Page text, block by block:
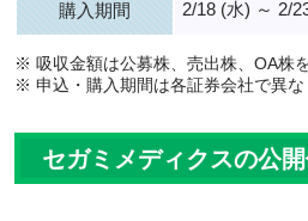
購入期間 2/18 (水) ～ 2/
※ 吸収金額は公募株、売出株、OA株を
※ 申込・購入期間は各証券会社で異な
セガミメディクスの公